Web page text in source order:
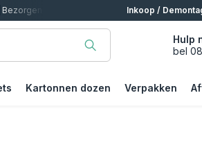
Inkoop /
Hulp
bel
Kartonnen dozen Verpakken